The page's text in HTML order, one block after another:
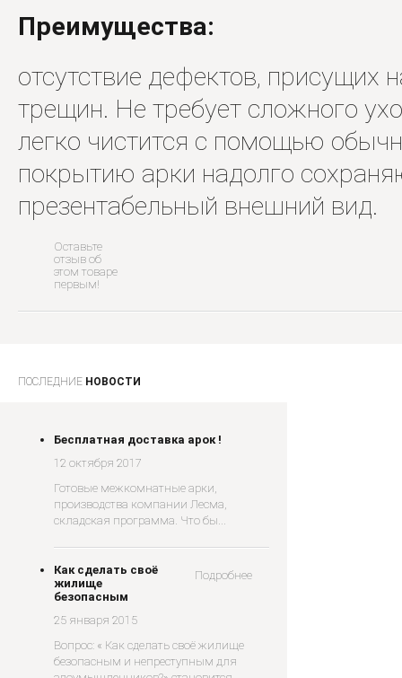
Преимущества:
отсутствие дефектов, присущих
трещин. Не требует сложного
легко чистится с помощью
покрытию арки надолго
презентабельный внешний вид.
Оставьте
отзыв об
этом товаре
первым!
ПОСЛЕДНИЕ НОВОСТИ
Бесплатная доставка арок !
12 октября 2017
Готовые межкомнатные арки,
производства компании Лесма,
складская программа. Что бы...
Подробнее
Как сделать своё
жилище
безопасным
25 января 2015
Вопрос: « Как сделать своё жилище
безопасным и непреступным для